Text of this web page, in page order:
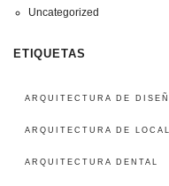
Uncategorized
ETIQUETAS
ARQUITECTURA DE
ARQUITECTURA DE
ARQUITECTURA DENTAL